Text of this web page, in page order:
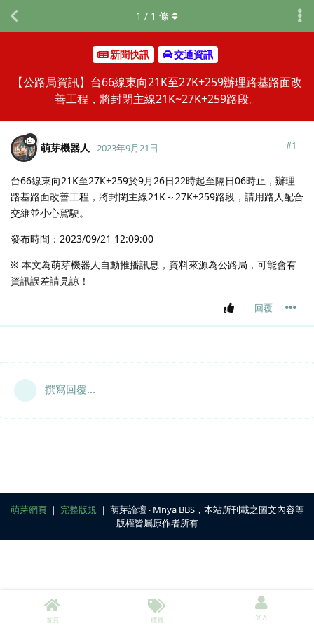
新聞快訊 交通資訊
【公路局資訊】台66線東向21K至27K+259辦理路基路面改
善工程，將封閉主線21K~27K+259路段。
1 / 1 條
萌芽機器人 2023年9月21日 #1
台66線東向21K至27K+259於9月26日22時起至隔日06時止，辦理
路基路面改善工程，將封閉主線21K～27K+259路段，請用路人配合
交維並小心駕駛。
發布時間：2023/09/21 12:09:00
※ 本文為萌芽機器人自動推播訊息，資料來源為公路局，可能會有
資訊誤差請見諒！
回覆
撰寫回覆...
萌芽網頁｜ 完整版規 ｜ 萌芽論壇 ‧ Mnya BBS，本站所刊載之圖文內容等
版權皆屬原作者所有
首頁 標籤 登入